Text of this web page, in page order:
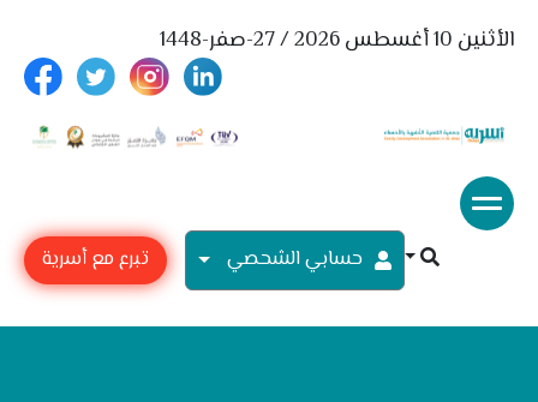
الأثنين 10 أغسطس 2026 / 27-صفر-1448
حسابي الشحصي تبرع مع أسرية